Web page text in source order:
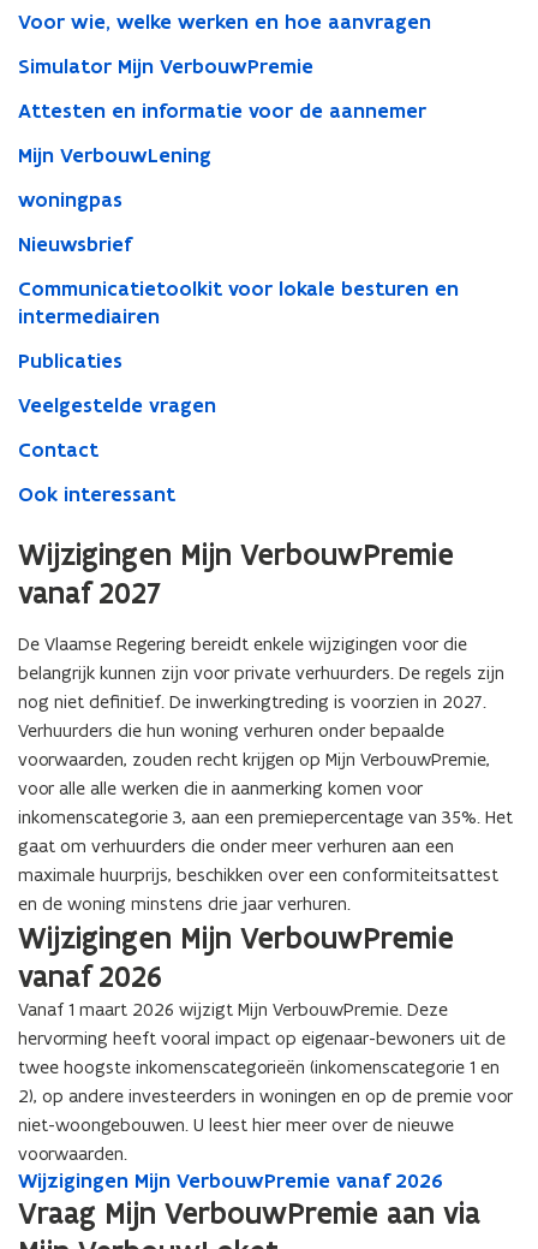
e
)
Voor wie, welke werken en hoe aanvragen
Simulator Mijn VerbouwPremie
Attesten en informatie voor de aannemer
Mijn VerbouwLening
woningpas
Nieuwsbrief
Communicatietoolkit voor lokale besturen en
intermediairen
Publicaties
Veelgestelde vragen
Contact
Ook interessant
Wijzigingen Mijn VerbouwPremie
vanaf 2027
De Vlaamse Regering bereidt enkele wijzigingen voor die
belangrijk kunnen zijn voor private verhuurders. De regels zijn
nog niet definitief. De inwerkingtreding is voorzien in 2027.
Verhuurders die hun woning verhuren onder bepaalde
voorwaarden, zouden recht krijgen op Mijn VerbouwPremie,
voor alle alle werken die in aanmerking komen voor
inkomenscategorie 3, aan een premiepercentage van 35%. Het
gaat om verhuurders die onder meer verhuren aan een
maximale huurprijs, beschikken over een conformiteitsattest
en de woning minstens drie jaar verhuren.
Wijzigingen Mijn VerbouwPremie
vanaf 2026
Vanaf 1 maart 2026 wijzigt Mijn VerbouwPremie. Deze
hervorming heeft vooral impact op eigenaar-bewoners uit de
twee hoogste inkomenscategorieën (inkomenscategorie 1 en
2), op andere investeerders in woningen en op de premie voor
niet-woongebouwen. U leest hier meer over de nieuwe
voorwaarden.
W
i
Wijzigingen Mijn VerbouwPremie vanaf 2026
W
iVraag Mijn VerbouwPremie aan via